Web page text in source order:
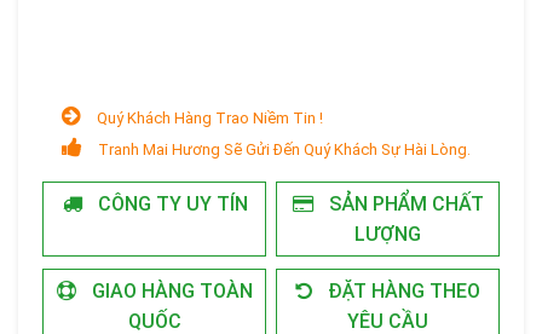
Quý Khách Hàng Trao Niềm Tin !
Tranh Mai Hương Sẽ Gửi Đến Quý Khách Sự Hài Lòng.
CÔNG TY UY TÍN
SẢN PHẨM CHẤT
LƯỢNG
GIAO HÀNG TOÀN
QUỐC
ĐẶT HÀNG THEO
YÊU CẦU